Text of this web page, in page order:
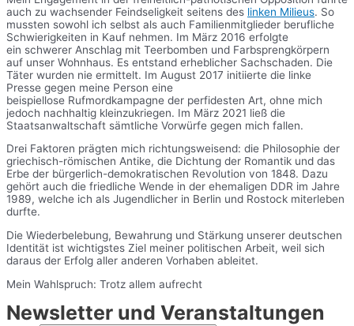
auch zu wachsender Feindseligkeit seitens des linken Milieus. So
mussten sowohl ich selbst als auch Familienmitglieder berufliche
Schwierigkeiten in Kauf nehmen. Im März 2016 erfolgte
ein schwerer Anschlag mit Teerbomben und Farbsprengkörpern
auf unser Wohnhaus. Es entstand erheblicher Sachschaden. Die
Täter wurden nie ermittelt. Im August 2017 initiierte die linke
Presse gegen meine Person eine
beispiellose Rufmordkampagne der perfidesten Art, ohne mich
jedoch nachhaltig kleinzukriegen. Im März 2021 ließ die
Staatsanwaltschaft sämtliche Vorwürfe gegen mich fallen.
Drei Faktoren prägten mich richtungsweisend: die Philosophie der
griechisch-römischen Antike, die Dichtung der Romantik und das
Erbe der bürgerlich-demokratischen Revolution von 1848. Dazu
gehört auch die friedliche Wende in der ehemaligen DDR im Jahre
1989, welche ich als Jugendlicher in Berlin und Rostock miterleben
durfte.
Die Wiederbelebung, Bewahrung und Stärkung unserer deutschen
Identität ist wichtigstes Ziel meiner politischen Arbeit, weil sich
daraus der Erfolg aller anderen Vorhaben ableitet.
Mein Wahlspruch: Trotz allem aufrecht
Newsletter und Veranstaltungen